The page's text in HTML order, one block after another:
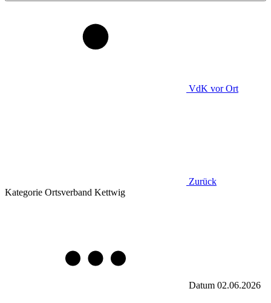
VdK vor Ort
Zurück
Kategorie Ortsverband Kettwig
Datum 02.06.2026